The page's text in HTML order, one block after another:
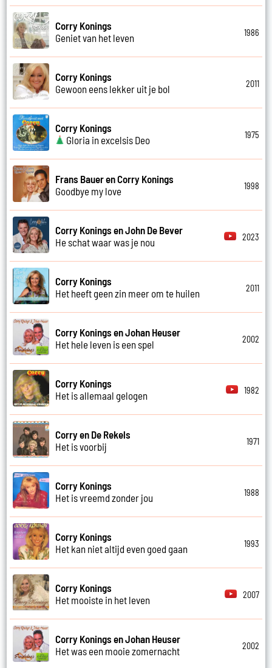
Corry Konings
Geniet van het leven
1986
Corry Konings
Gewoon eens lekker uit je bol
2011
Corry Konings
Gloria in excelsis Deo
1975
Frans Bauer en Corry Konings
Goodbye my love
1998
Corry Konings en John De Bever
He schat waar was je nou
2023
Corry Konings
Het heeft geen zin meer om te huilen
2011
Corry Konings en Johan Heuser
Het hele leven is een spel
2002
Corry Konings
Het is allemaal gelogen
1982
Corry en De Rekels
Het is voorbij
1971
Corry Konings
Het is vreemd zonder jou
1988
Corry Konings
Het kan niet altijd even goed gaan
1993
Corry Konings
Het mooiste in het leven
2007
Corry Konings en Johan Heuser
Het was een mooie zomernacht
2002